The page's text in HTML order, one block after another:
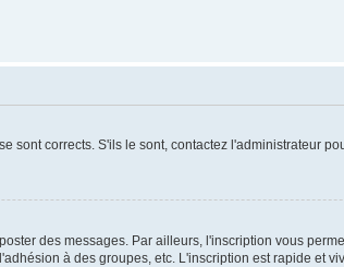
corrects. S'ils le sont, contactez l'administrateur
des messages. Par ailleurs, l'inscription vous
à des groupes, etc. L'inscription est rapide et